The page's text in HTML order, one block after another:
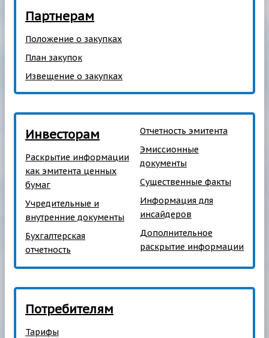
Партнерам
Положение о закупках
План закупок
Извещение о закупках
Инвесторам
Раскрытие информации
как эмитента ценных
бумаг
Учредительные и
внутренние документы
Бухгалтерская
отчетность
Отчетность эмитента
Эмиссионные
документы
Существенные факты
Информация для
инсайдеров
Дополнительное
раскрытие информации
Потребителям
Тарифы